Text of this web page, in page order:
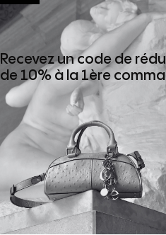
Recevez un code de
de 10% à la 1ère